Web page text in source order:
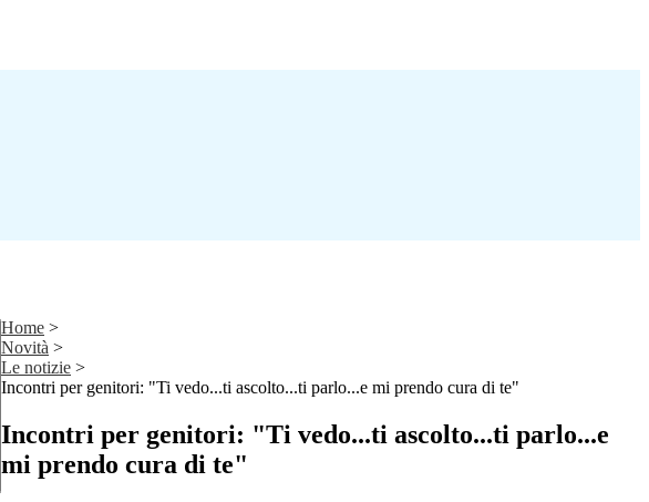
Home >
Novità >
Le notizie >
Incontri per genitori: "Ti vedo...ti ascolto...ti parlo...e mi prendo cura di te"
Incontri per genitori: "Ti vedo...ti ascolto...ti parlo...e
mi prendo cura di te"